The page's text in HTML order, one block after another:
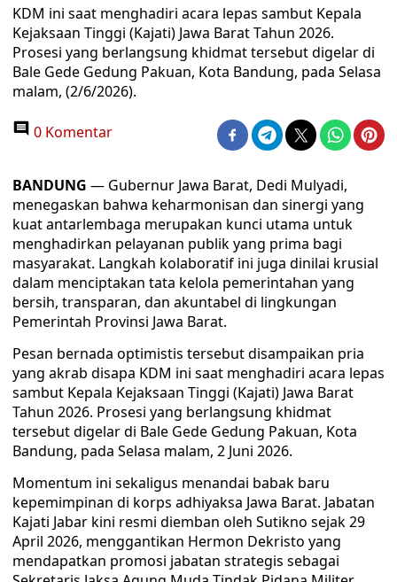
KDM ini saat menghadiri acara lepas sambut Kepala
Kejaksaan Tinggi (Kajati) Jawa Barat Tahun 2026.
Prosesi yang berlangsung khidmat tersebut digelar di
Bale Gede Gedung Pakuan, Kota Bandung, pada Selasa
malam, (2/6/2026).
0 Komentar
BANDUNG — Gubernur Jawa Barat, Dedi Mulyadi,
menegaskan bahwa keharmonisan dan sinergi yang
kuat antarlembaga merupakan kunci utama untuk
menghadirkan pelayanan publik yang prima bagi
masyarakat. Langkah kolaboratif ini juga dinilai krusial
dalam menciptakan tata kelola pemerintahan yang
bersih, transparan, dan akuntabel di lingkungan
Pemerintah Provinsi Jawa Barat.
Pesan bernada optimistis tersebut disampaikan pria
yang akrab disapa KDM ini saat menghadiri acara lepas
sambut Kepala Kejaksaan Tinggi (Kajati) Jawa Barat
Tahun 2026. Prosesi yang berlangsung khidmat
tersebut digelar di Bale Gede Gedung Pakuan, Kota
Bandung, pada Selasa malam, 2 Juni 2026.
Momentum ini sekaligus menandai babak baru
kepemimpinan di korps adhiyaksa Jawa Barat. Jabatan
Kajati Jabar kini resmi diemban oleh Sutikno sejak 29
April 2026, menggantikan Hermon Dekristo yang
mendapatkan promosi jabatan strategis sebagai